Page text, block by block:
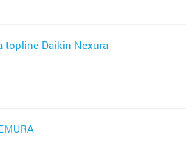
topline Daikin Nexura